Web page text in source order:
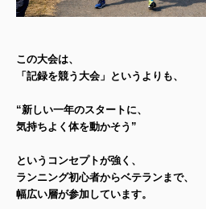
この大会は、
「記録を競う大会」というよりも、
“新しい一年のスタートに、
気持ちよく体を動かそう”
というコンセプトが強く、
ランニング初心者からベテランまで、
幅広い層が参加しています。